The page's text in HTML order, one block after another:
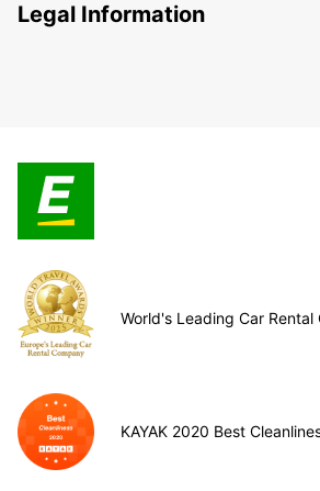
Legal Information
World's Leading Car
KAYAK 2020 Best